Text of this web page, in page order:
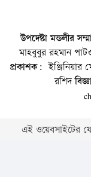
উপদেষ্টা মন্ডলীর
মাহবুবুর রহমান
প্রকাশক:
রশিদ
এই ওয়েবসাইটের